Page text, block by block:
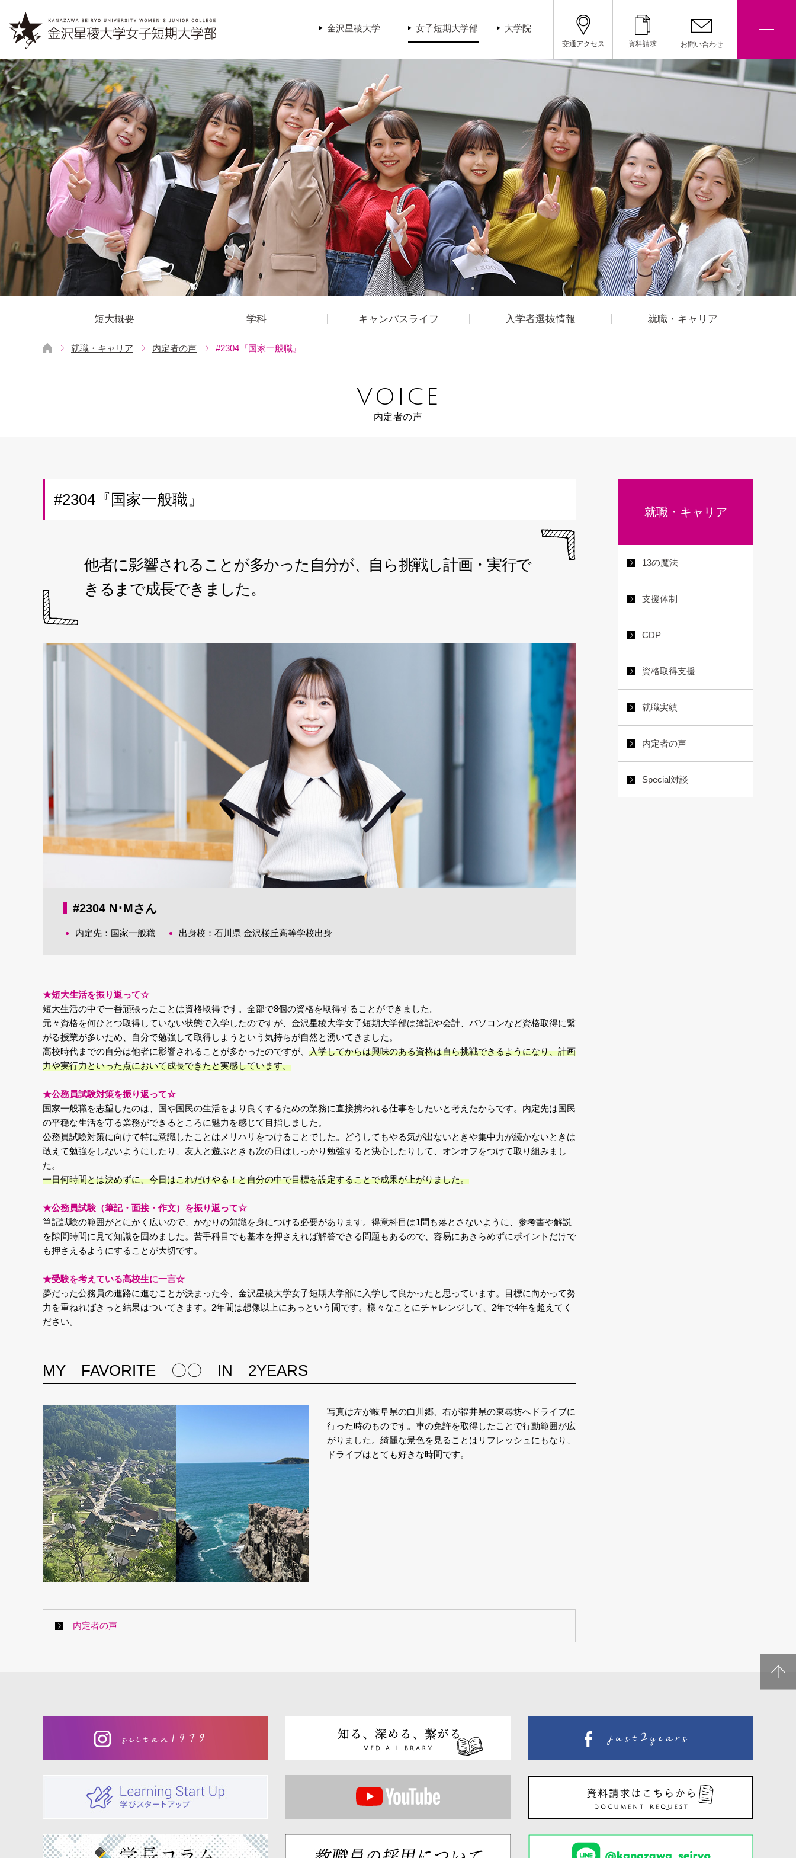
金沢星稜大学 女子短期大学部 大学院
交通アクセス 資料請求 お問い合わせ
短大概要 学科 キャンパスライフ 入学者選抜情報 就職・キャリア
就職・キャリア 内定者の声 #2304『国家一般職』
VOICE
内定者の声
#2304『国家一般職』
他者に影響されることが多かった自分が、自ら挑戦し計画・実行で
きるまで成長できました。
#2304 N･Mさん
内定先：国家一般職 出身校：石川県 金沢桜丘高等学校出身
★短大生活を振り返って☆
短大生活の中で一番頑張ったことは資格取得です。全部で8個の資格を取得することができました。
元々資格を何ひとつ取得していない状態で入学したのですが、金沢星稜大学女子短期大学部は簿記や会計、パソコンなど資格取得に繋
がる授業が多いため、自分で勉強して取得しようという気持ちが自然と湧いてきました。
高校時代までの自分は他者に影響されることが多かったのですが、 入学してからは興味のある資格は自ら挑戦できるようになり、計画
力や実行力といった点において成長できたと実感しています。
★公務員試験対策を振り返って☆
国家一般職を志望したのは、国や国民の生活をより良くするための業務に直接携われる仕事をしたいと考えたからです。内定先は国民
の平穏な生活を守る業務ができるところに魅力を感じて目指しました。
公務員試験対策に向けて特に意識したことはメリハリをつけることでした。どうしてもやる気が出ないときや集中力が続かないときは
敢えて勉強をしないようにしたり、友人と遊ぶときも次の日はしっかり勉強すると決心したりして、オンオフをつけて取り組みまし
た。
一日何時間とは決めずに、今日はこれだけやる！と自分の中で目標を設定することで成果が上がりました。
★公務員試験（筆記・面接・作文）を振り返って☆
筆記試験の範囲がとにかく広いので、かなりの知識を身につける必要があります。得意科目は1問も落とさないように、参考書や解説
を隙間時間に見て知識を固めました。苦手科目でも基本を押さえれば解答できる問題もあるので、容易にあきらめずにポイントだけで
も押さえるようにすることが大切です。
★受験を考えている高校生に一言☆
夢だった公務員の進路に進むことが決まった今、金沢星稜大学女子短期大学部に入学して良かったと思っています。目標に向かって努
力を重ねればきっと結果はついてきます。2年間は想像以上にあっという間です。様々なことにチャレンジして、2年で4年を超えてく
ださい。
MY FAVORITE 〇〇 IN 2YEARS
写真は左が岐阜県の白川郷、右が福井県の東尋坊へドライブに
行った時のものです。車の免許を取得したことで行動範囲が広
がりました。綺麗な景色を見ることはリフレッシュにもなり、
ドライブはとても好きな時間です。
内定者の声
就職・キャリア
13の魔法
支援体制
CDP
資格取得支援
就職実績
内定者の声
Special対談